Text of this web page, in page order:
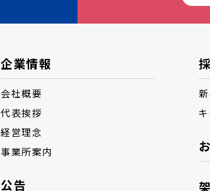
企業情報
会社概要
代表挨拶
経営理念
事業所案内
公告